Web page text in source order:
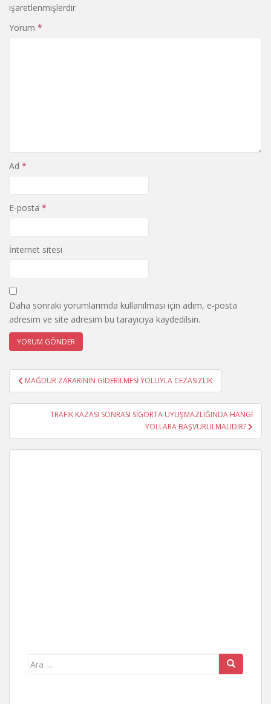
işaretlenmişlerdir
Yorum *
Ad *
E-posta *
İnternet sitesi
Daha sonraki yorumlarımda kullanılması için adım, e-posta
adresim ve site adresim bu tarayıcıya kaydedilsin.
Yazı
gezinmesi
MAĞDUR ZARARININ GİDERİLMESİ YOLUYLA CEZASIZLIK
TRAFİK KAZASI SONRASI SİGORTA UYUŞMAZLIĞINDA HANGİ
YOLLARA BAŞVURULMALIDIR?
Arama